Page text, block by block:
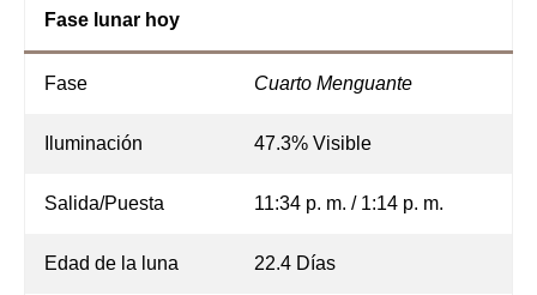
Fase lunar hoy
Fase Cuarto Menguante
Iluminación 47.3% Visible
Salida/Puesta 11:34 p. m. / 1:14 p. m.
Edad de la luna 22.4 Días